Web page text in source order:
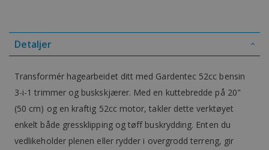
Detaljer
Transformér hagearbeidet ditt med Gardentec 52cc bensin
3-i-1 trimmer og buskskjærer. Med en kuttebredde på 20"
(50 cm) og en kraftig 52cc motor, takler dette verktøyet
enkelt både gressklipping og tøff buskrydding. Enten du
vedlikeholder plenen eller rydder i overgrodd terreng, gir